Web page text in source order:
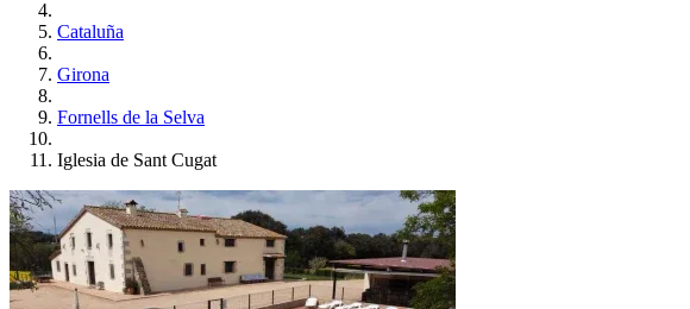
Cataluña
Girona
Fornells de la Selva
Iglesia de Sant Cugat